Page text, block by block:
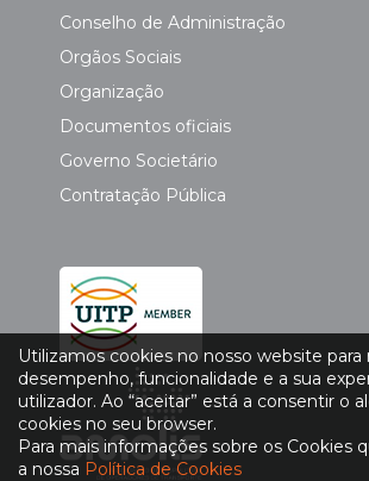
Conselho de Administração
Orgãos Sociais
Organização
Documentos oficiais
Governo Societário
Contratação Pública
Utilizamos cookies no nosso website para
desempenho, funcionalidade e a sua
utilizador. Ao “aceitar” está a consentir o
cookies no seu browser.
Para mais informações sobre os Cookies
a nossa Política de Cookies